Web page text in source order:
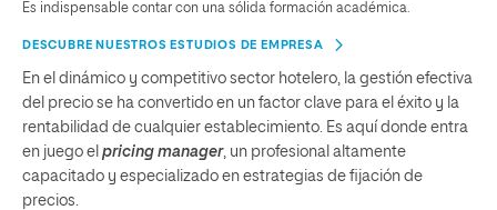
Es indispensable contar con una sólida formación académica.
DESCUBRE NUESTROS ESTUDIOS DE EMPRESA
En el dinámico y competitivo sector hotelero, la gestión efectiva
del precio se ha convertido en un factor clave para el éxito y la
rentabilidad de cualquier establecimiento. Es aquí donde entra
en juego el pricing manager, un profesional altamente
capacitado y especializado en estrategias de fijación de
precios.